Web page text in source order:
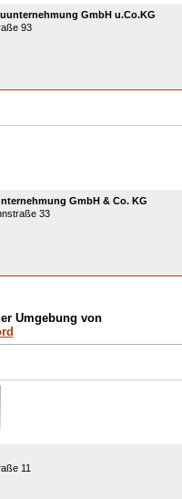
GmbH u.Co.KG
93
GmbH & Co. KG
33
Umgebung von
11